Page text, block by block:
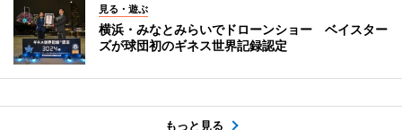
見る・遊ぶ
横浜・みなとみらいでドローンショー ベイスター
ズが球団初のギネス世界記録認定
もっと見る